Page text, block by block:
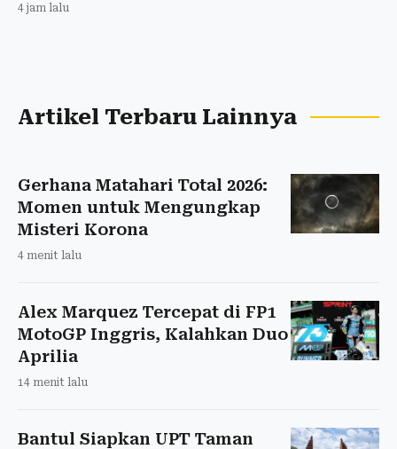
4 jam lalu
Artikel Terbaru Lainnya
Gerhana Matahari Total 2026:
Momen untuk Mengungkap
Misteri Korona
4 menit lalu
Alex Marquez Tercepat di FP1
MotoGP Inggris, Kalahkan Duo
Aprilia
14 menit lalu
Bantul Siapkan UPT Taman